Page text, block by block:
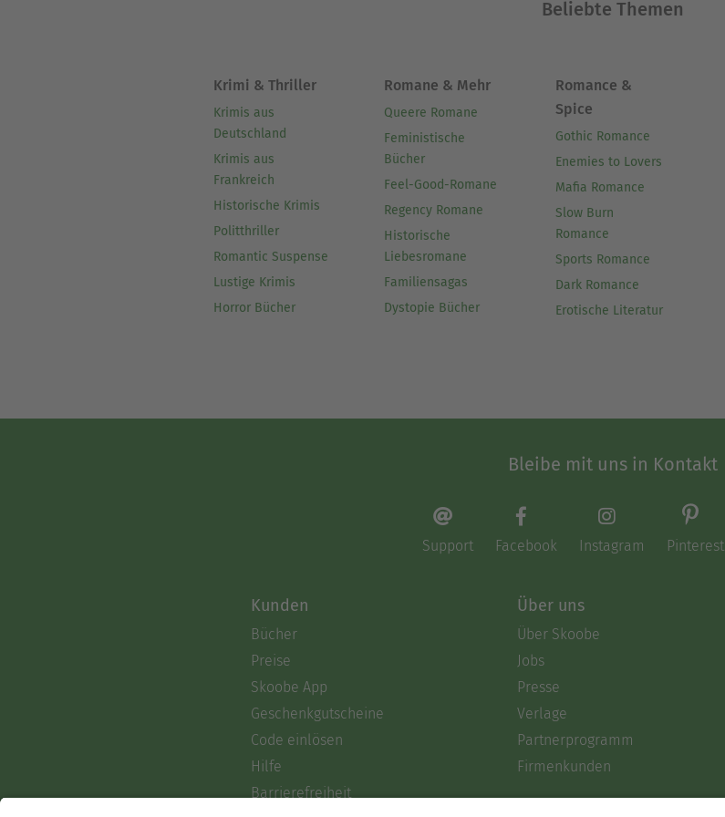
Beliebte Themen
Krimi & Thriller
Krimis aus
Deutschland
Krimis aus
Frankreich
Historische Krimis
Politthriller
Romantic Suspense
Lustige Krimis
Horror Bücher
Romane & Mehr
Queere Romane
Feministische
Bücher
Feel-Good-Romane
Regency Romane
Historische
Liebesromane
Familiensagas
Dystopie Bücher
Romance &
Spice
Gothic Romance
Enemies to Lovers
Mafia Romance
Slow Burn
Romance
Sports Romance
Dark Romance
Erotische Literatur
Bleibe mit uns in Kontakt
Support Facebook Instagram Pinterest
Kunden
Bücher
Preise
Skoobe App
Geschenkgutscheine
Code einlösen
Hilfe
Barrierefreiheit
Über uns
Über Skoobe
Jobs
Presse
Verlage
Partnerprogramm
Firmenkunden